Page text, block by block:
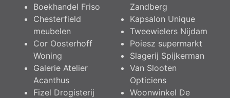
Boekhandel Friso
Chesterfield
meubelen
Cor Oosterhoff
Woning
Galerie Atelier
Acanthus
Fizel Drogisterij
Zandberg
Kapsalon Unique
Tweewielers Nijdam
Poiesz supermarkt
Slagerij Spijkerman
Van Slooten
Opticiens
Woonwinkel De